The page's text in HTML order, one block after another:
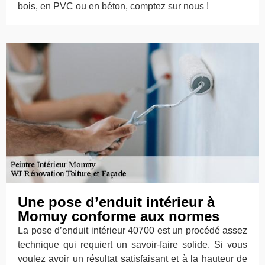
bois, en PVC ou en béton, comptez sur nous !
Une pose d’enduit intérieur à
Momuy conforme aux normes
La pose d’enduit intérieur 40700 est un procédé assez
technique qui requiert un savoir-faire solide. Si vous
voulez avoir un résultat satisfaisant et à la hauteur de